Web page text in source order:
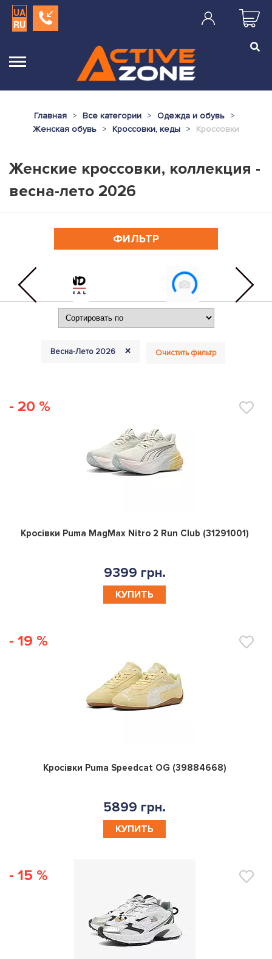
UA
RU
Главная Все категории
Одежда и обувь
Женская обувь
Кроссовки, кеды Кроссовки
Женские кроссовки, коллекция -
весна-лето 2026
ФИЛЬТР
Весна-Лето 2026 + Очистить фильтр
- 20 %
0
Кросівки Puma MagMax Nitro 2 Run Club (31291001)
9399 грн.
КУПИТЬ
- 19 %
0
Кросівки Puma Speedcat OG (39884668)
5899 грн.
КУПИТЬ
- 15 %